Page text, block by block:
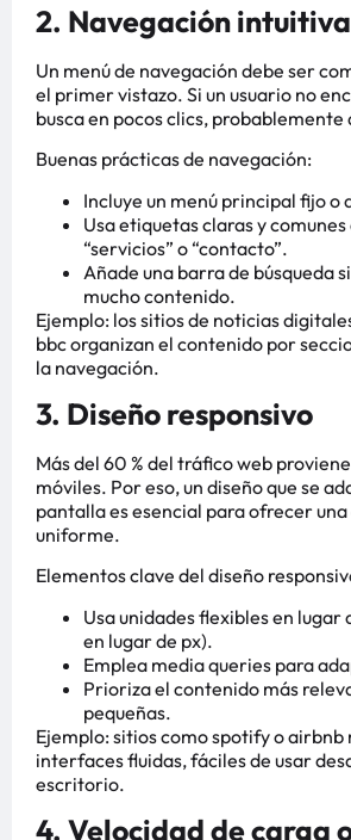
2. Navegación intuitiva
Un menú de navegación debe ser
el primer vistazo. Si un usuario no
busca en pocos clics,
Buenas prácticas de navegación:
Incluye un menú principal fijo o
Usa etiquetas claras y comunes
“servicios” o “contacto”.
Añade una barra de búsqueda
mucho contenido.
Ejemplo: los sitios de noticias
bbc organizan el contenido por
la navegación.
3. Diseño responsivo
Más del 60 % del tráfico web
móviles. Por eso, un diseño que se
pantalla es esencial para ofrecer
uniforme.
Elementos clave del diseño
Usa unidades flexibles en lugar
en lugar de px).
Emplea media queries para
Prioriza el contenido más
pequeñas.
Ejemplo: sitios como spotify o airbnb
interfaces fluidas, fáciles de usar
escritorio.
4. Velocidad de carga